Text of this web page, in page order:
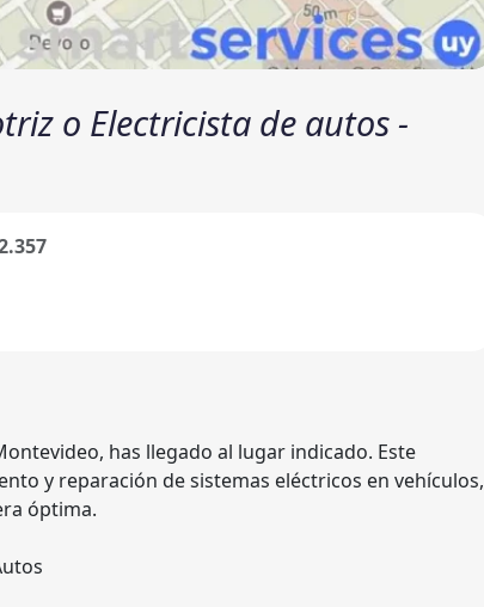
o Electricista de autos -
has llegado al lugar indicado. Este
y reparación de sistemas eléctricos en vehículos,
óptima.